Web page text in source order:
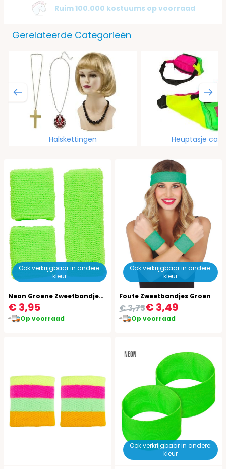
Gratis verzending vanaf €49,95
Gerelateerde Categorieën
Halskettingen Heuptasje
Ook verkrijgbaar in andere:
kleur
Neon Groene Zweetbandjes Set
€ 3,95
Op voorraad
Ook verkrijgbaar in andere:
kleur
Foute Zweetbandjes Groen
€ 3,49
€ 3,75
Op voorraad
Ook verkrijgbaar in andere:
kleur